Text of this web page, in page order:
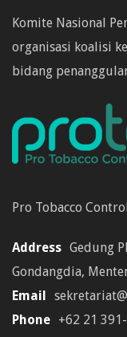
Komite Nasional
organisasi koalisi
bidang
Pro Tobacco
Address Gedung
Gondangdia,
Email
Phone +62 21